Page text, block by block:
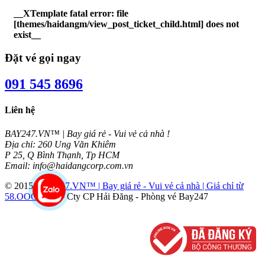
__XTemplate fatal error: file
[themes/haidangm/view_post_ticket_child.html] does not
exist__
Đặt vé gọi ngay
091 545 8696
Liên hệ
BAY247.VN™ | Bay giá rẻ - Vui vẻ cả nhà !
Địa chỉ: 260 Ung Văn Khiêm
P 25, Q Bình Thạnh, Tp HCM
Email: info@haidangcorp.com.vn
© 2015 BAY247.VN™ | Bay giá rẻ - Vui vẻ cả nhà | Giá chỉ từ
58.OOOVNĐ- Cty CP Hải Đăng - Phòng vé Bay247